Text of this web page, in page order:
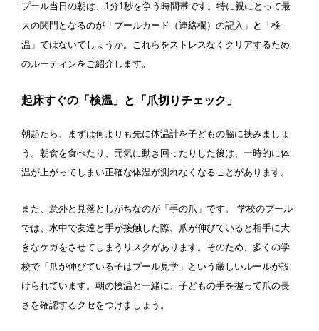
プール当日の朝は、1分1秒を争う時間帯です。特に親にとって最
大の関門となるのが「プールカード（連絡欄）の記入」 と 「検
温」ではないでしょうか。これらをストレスなくクリアするため
のルーティンをご紹介します。
起床すぐの「検温」と「爪切りチェック」
朝起たら、まずは何よりも先に体温計を子どもの脇に挟みましょ
う。朝食を食べたり、元気に動き回ったりした後は、一時的に体
温が上がってしまい正確な体温が測れなくなることがあります。
また、意外と見落としがちなのが「手の爪」です。 学校のプール
では、水中で友達と手が接触した際、爪が伸びていると相手に大
きなケガをさせてしまうリスクがあります。そのため、多くの学
校で「爪が伸びている子はプール見学」という厳しいルールが設
けられています。朝の検温と一緒に、子どもの手を握って爪の長
さを確認するクセをつけましょう。
水泳帽必ず被る 浮き輪等遊具使用禁止
水以外の飲食禁止 タトゥー隠せばOK
飛び込み練習OK フィン、パドルの使用OK
スクール
アクアビクス
レンタル
バスタオル